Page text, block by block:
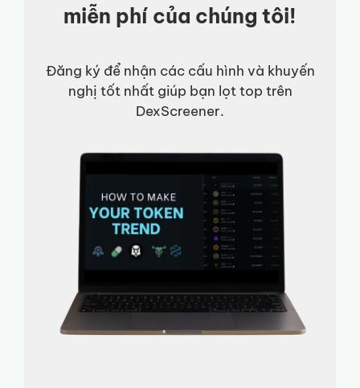
miễn phí của chúng tôi!
Đăng ký để nhận các cấu hình và khuyến
nghị tốt nhất giúp bạn lọt top trên
DexScreener.